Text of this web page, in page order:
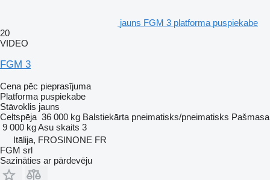
jauns FGM 3 platforma puspiekabe
20
VIDEO
FGM 3
Cena pēc pieprasījuma
Platforma puspiekabe
Stāvoklis jauns
Celtspēja 36 000 kg Balstiekārta pneimatisks/pneimatisks Pašmasa
9 000 kgAsu skaits 3
Itālija, FROSINONE FR
FGM srl
Sazināties ar pārdevēju